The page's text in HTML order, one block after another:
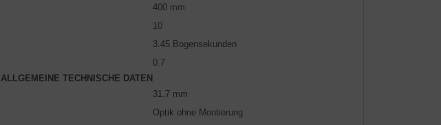
400 mm
10
3.45 Bogensekunden
0.7
ALLGEMEINE TECHNISCHE DATEN
31.7 mm
Optik ohne Montierung